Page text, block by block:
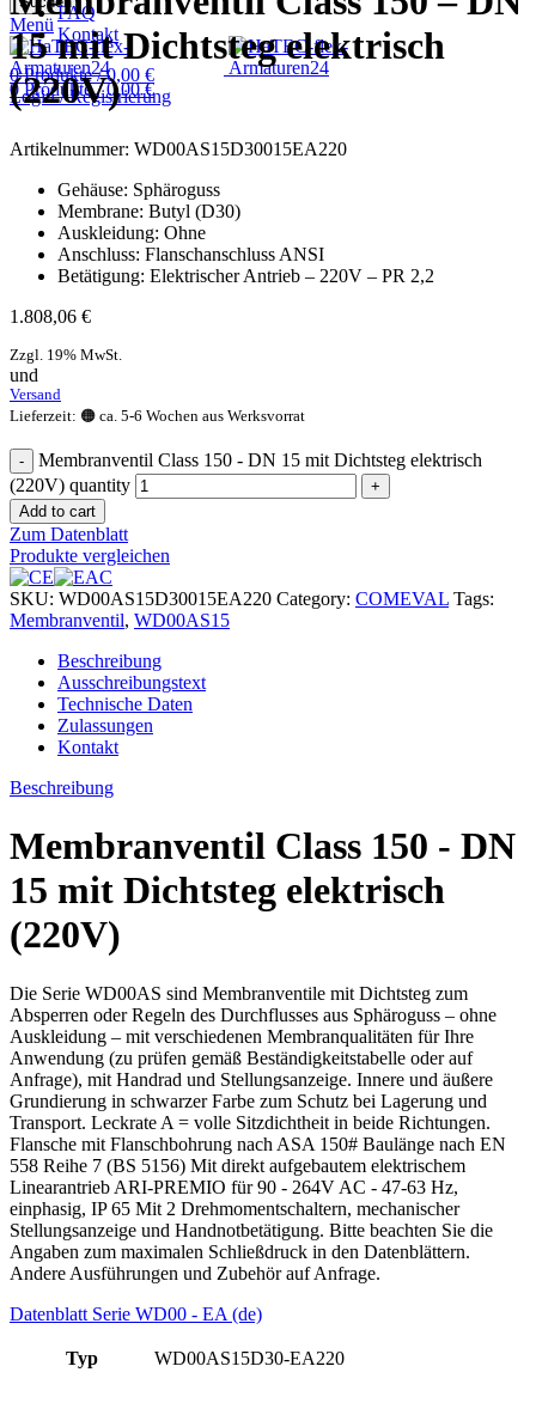
Menü
0Produkte / 0,00€
FAQ
Kontakt
0Produkte / 0,00 €
Login / Registrierung
15 mit Dichtsteg elektrisch
(220V)
Artikelnummer: WD00AS15D30015EA220
Gehäuse: Sphäroguss
Membrane: Butyl (D30)
Auskleidung: Ohne
Anschluss: Flanschanschluss ANSI
Betätigung: Elektrischer Antrieb – 220V – PR 2,2
1.808,06 €
Zzgl. 19% MwSt.
und
Versand
Lieferzeit: 🟠 ca. 5-6 Wochen aus Werksvorrat
Membranventil Class 150 - DN 15 mit Dichtsteg elektrisch
(220V) quantity
Add to cart
Zum Datenblatt
Produkte vergleichen
SKU: WD00AS15D30015EA220 Category: COMEVAL Tags:
Membranventil, WD00AS15
Beschreibung
Ausschreibungstext
Technische Daten
Zulassungen
Kontakt
Beschreibung
Membranventil Class 150 - DN
15 mit Dichtsteg elektrisch
(220V)
Die Serie WD00AS sind Membranventile mit Dichtsteg zum
Absperren oder Regeln des Durchflusses aus Sphäroguss – ohne
Auskleidung – mit verschiedenen Membranqualitäten für Ihre
Anwendung (zu prüfen gemäß Beständigkeitstabelle oder auf
Anfrage), mit Handrad und Stellungsanzeige. Innere und äußere
Grundierung in schwarzer Farbe zum Schutz bei Lagerung und
Transport. Leckrate A = volle Sitzdichtheit in beide Richtungen.
Flansche mit Flanschbohrung nach ASA 150# Baulänge nach EN
558 Reihe 7 (BS 5156) Mit direkt aufgebautem elektrischem
Linearantrieb ARI-PREMIO für 90 - 264V AC - 47-63 Hz,
einphasig, IP 65 Mit 2 Drehmomentschaltern, mechanischer
Stellungsanzeige und Handnotbetätigung. Bitte beachten Sie die
Angaben zum maximalen Schließdruck in den Datenblättern.
Andere Ausführungen und Zubehör auf Anfrage.
Datenblatt Serie WD00 - EA (de)
Typ WD00AS15D30-EA220